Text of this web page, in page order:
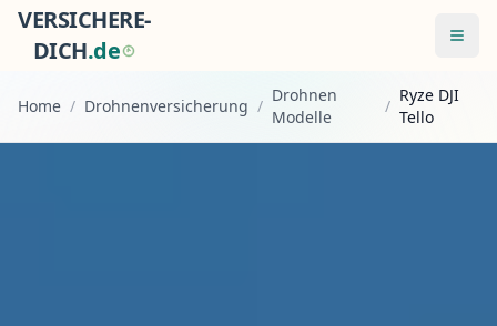
VERSICHERE-
DICH.de
Home / Drohnenversicherung /
Drohnen
Modelle
/
Ryze DJI
Tello